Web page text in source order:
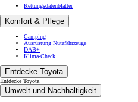
Rettungsdatenblätter
Komfort & Pflege
Camping
Ausrüstung Nutzfahrzeuge
DAB+
Klima-Check
Entdecke Toyota
Entdecke Toyota
Umwelt und Nachhaltigkeit